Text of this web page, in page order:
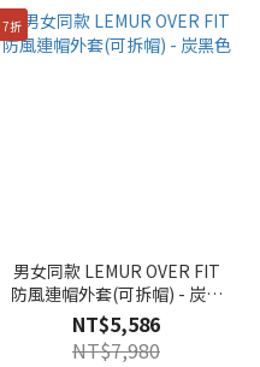
7折
男女同款 LEMUR OVER FIT
防風連帽外套(可拆帽) - 炭黑
色
NT$5,586
NT$7,980